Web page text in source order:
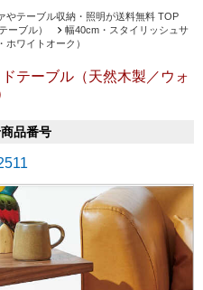
やテーブル収納・照明が送料無料 TOP
ーブル）
幅40cm・スタイリッシュサ
ワイトオーク）
テーブル（天然木製／ウォ
品番号